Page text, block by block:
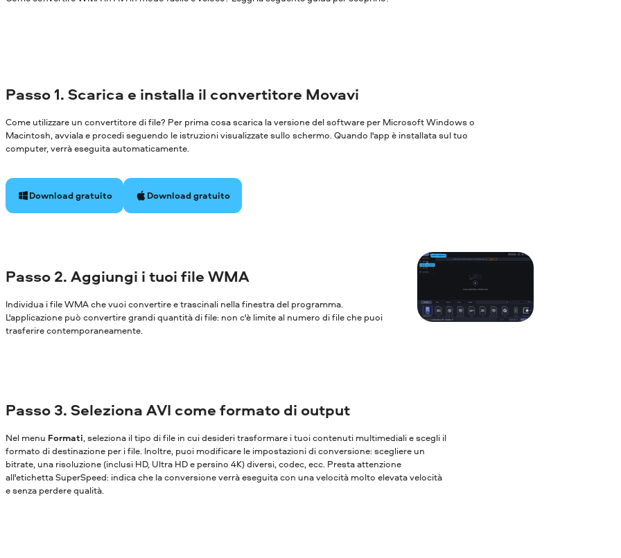
Passo 1. Scarica e installa il convertitore Movavi
Come utilizzare un convertitore di file? Per prima cosa scarica la versione del software per Microsoft Windows o
Macintosh, avviala e procedi seguendo le istruzioni visualizzate sullo schermo. Quando l'app è installata sul tuo
computer, verrà eseguita automaticamente.
Download gratuito Download gratuito
Passo 2. Aggiungi i tuoi file WMA
Individua i file WMA che vuoi convertire e trascinali nella finestra del programma.
L'applicazione può convertire grandi quantità di file: non c'è limite al numero di file che puoi
trasferire contemporaneamente.
Passo 3. Seleziona AVI come formato di output
Nel menu Formati, seleziona il tipo di file in cui desideri trasformare i tuoi contenuti multimediali e scegli il
formato di destinazione per i file. Inoltre, puoi modificare le impostazioni di conversione: scegliere un
bitrate, una risoluzione (inclusi HD, Ultra HD e persino 4K) diversi, codec, ecc. Presta attenzione
all'etichetta SuperSpeed: indica che la conversione verrà eseguita con una velocità molto elevata velocità
e senza perdere qualità.